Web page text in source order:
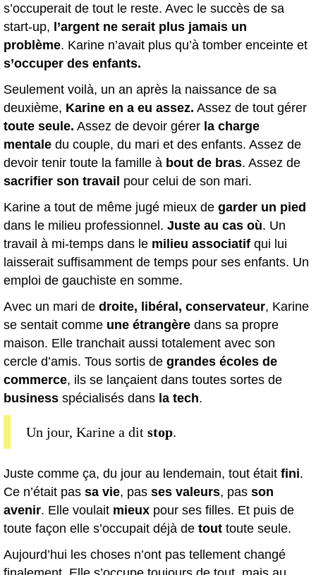
s’occuperait de tout le reste. Avec le succès de sa
start-up, l’argent ne serait plus jamais un
problème. Karine n’avait plus qu’à tomber enceinte et
s’occuper des enfants.
Seulement voilà, un an après la naissance de sa
deuxième, Karine en a eu assez. Assez de tout gérer
toute seule. Assez de devoir gérer la charge
mentale du couple, du mari et des enfants. Assez de
devoir tenir toute la famille à bout de bras. Assez de
sacrifier son travail pour celui de son mari.
Karine a tout de même jugé mieux de garder un pied
dans le milieu professionnel. Juste au cas où. Un
travail à mi-temps dans le milieu associatif qui lui
laisserait suffisamment de temps pour ses enfants. Un
emploi de gauchiste en somme.
Avec un mari de droite, libéral, conservateur, Karine
se sentait comme une étrangère dans sa propre
maison. Elle tranchait aussi totalement avec son
cercle d’amis. Tous sortis de grandes écoles de
commerce, ils se lançaient dans toutes sortes de
business spécialisés dans la tech.
Un jour, Karine a dit stop.
Juste comme ça, du jour au lendemain, tout était fini.
Ce n’était pas sa vie, pas ses valeurs, pas son
avenir. Elle voulait mieux pour ses filles. Et puis de
toute façon elle s’occupait déjà de tout toute seule.
Aujourd’hui les choses n’ont pas tellement changé